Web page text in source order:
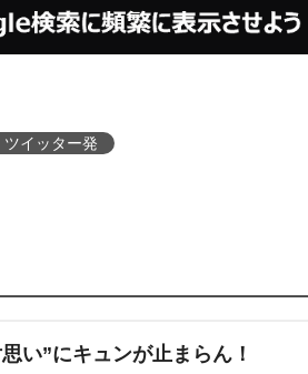
ツイッター発
い”にキュンが止まらん！